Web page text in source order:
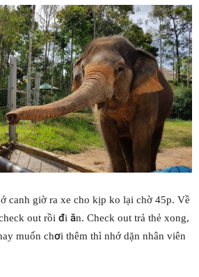
canh giờ ra xe cho kịp ko lại chờ 45p. Về
out rồi đi ăn. Check out trả thẻ xong,
muốn chơi thêm thì nhớ dặn nhân viên